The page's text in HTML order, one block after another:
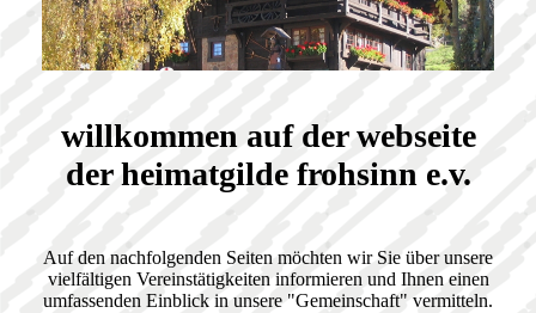
willkommen auf der webseite
der heimatgilde frohsinn e.v.
Auf den nachfolgenden Seiten möchten wir Sie über unsere
vielfältigen Vereinstätigkeiten informieren und Ihnen einen
umfassenden Einblick in unsere "Gemeinschaft" vermitteln.